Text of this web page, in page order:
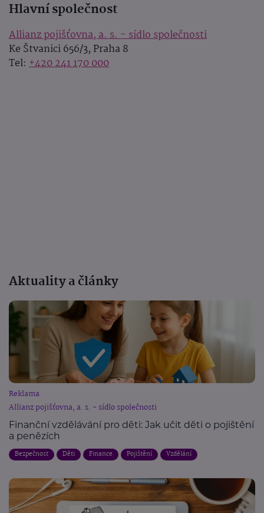
Hlavní společnost
Allianz pojišťovna, a. s. - sídlo společnosti
Ke Štvanici 656/3, Praha 8
Tel: +420 241 170 000
Aktuality a články
Reklama
Allianz pojišťovna, a. s. - sídlo společnosti
Finanční vzdělávání pro děti: Jak učit děti o pojištění
a penězích
Bezpečnost Děti Finance Pojištění Vzdělání